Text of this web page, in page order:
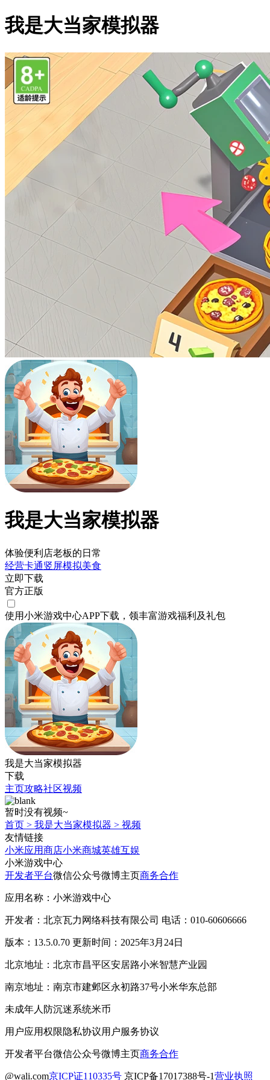
我是大当家模拟器
我是大当家模拟器
体验便利店老板的日常
经营卡通竖屏模拟美食
立即下载
官方正版
使用小米游戏中心APP下载 ，领丰富游戏福利 及礼包
我是大当家模拟器
下载
主页攻略社区视频
暂时没有视频~
首页 > 我是大当家模拟器 > 视频
友情链接
小米应用商店小米商城英雄互娱
小米游戏中心
开发者平台微信公众号微博主页商务合作
应用名称：小米游戏中心
开发者：北京瓦力网络科技有限公司 电话：010-60606666
版本：13.5.0.70 更新时间：2025年3月24日
北京地址：北京市昌平区安居路小米智慧产业园
南京地址：南京市建邺区永初路37号小米华东总部
未成年人防沉迷系统米币
用户应用权限隐私协议用户服务协议
开发者平台微信公众号微博主页商务合作
@wali.com京ICP证110335号 京ICP备17017388号-1营业执照